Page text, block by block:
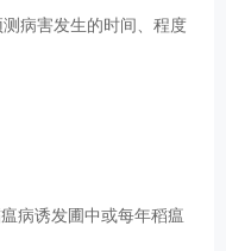
病害发生的时间、程度
病诱发圃中或每年稻瘟